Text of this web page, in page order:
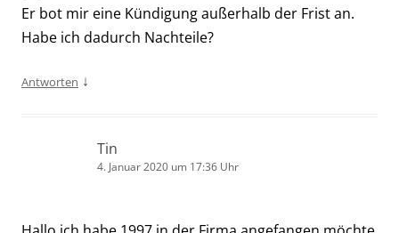
Er bot mir eine Kündigung außerhalb der Frist an.
Habe ich dadurch Nachteile?
Antworten ↓
Tin
4. Januar 2020 um 17:36 Uhr